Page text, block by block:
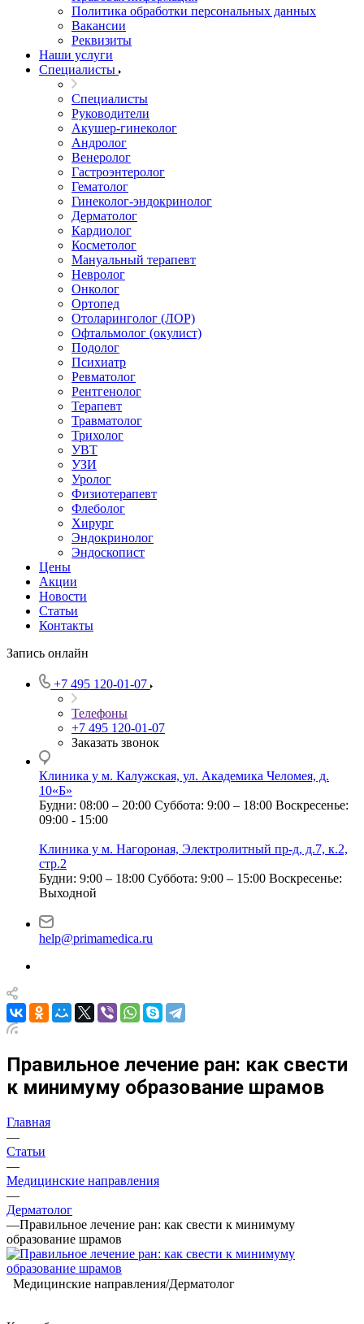
Политика обработки персональных данных
Вакансии
Реквизиты
Наши услуги
Специалисты
Специалисты
Руководители
Акушер-гинеколог
Андролог
Венеролог
Гастроэнтеролог
Гематолог
Гинеколог-эндокринолог
Дерматолог
Кардиолог
Косметолог
Мануальный терапевт
Невролог
Онколог
Ортопед
Отоларинголог (ЛОР)
Офтальмолог (окулист)
Подолог
Психиатр
Ревматолог
Рентгенолог
Терапевт
Травматолог
Трихолог
УВТ
УЗИ
Уролог
Физиотерапевт
Флеболог
Хирург
Эндокринолог
Эндоскопист
Цены
Акции
Новости
Статьи
Контакты
Запись онлайн
+7 495 120-01-07
Телефоны
+7 495 120-01-07
Заказать звонок
Клиника у м. Калужская, ул. Академика Челомея, д.
10«Б»
Будни: 08:00 – 20:00 Суббота: 9:00 – 18:00 Воскресенье:
09:00 - 15:00
Клиника у м. Нагороная, Электролитный пр-д, д.7, к.2,
стр.2
Будни: 9:00 – 18:00 Суббота: 9:00 – 15:00 Воскресенье:
Выходной
help@primamedica.ru
Правильное лечение ран: как свести
к минимуму образование шрамов
Главная
—
Статьи
—
Медицинские направления
—
Дерматолог
—Правильное лечение ран: как свести к минимуму
образование шрамов
Медицинские направления/Дерматолог